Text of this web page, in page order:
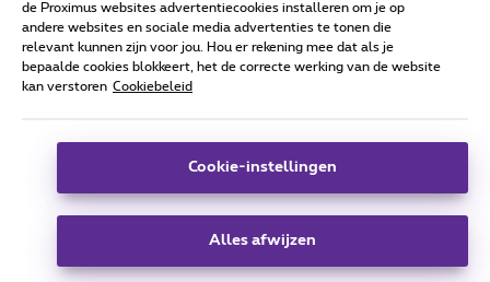
Alle rechten voorbehouden. © Proximus
Algemene voorwaarden, consumenteninfo
Deze website is gecreëerd en wordt beheerd conform het
Koning Albert II-laan 27 - B-1030 Brussel.
de Proximus websites advertentiecookies installeren om je op
andere websites en sociale media advertenties te tonen die
relevant kunnen zijn voor jou. Hou er rekening mee dat als je
bepaalde cookies blokkeert, het de correcte werking van de website
kan verstoren Cookiebeleid
Cookie-instellingen
Alles afwijzen